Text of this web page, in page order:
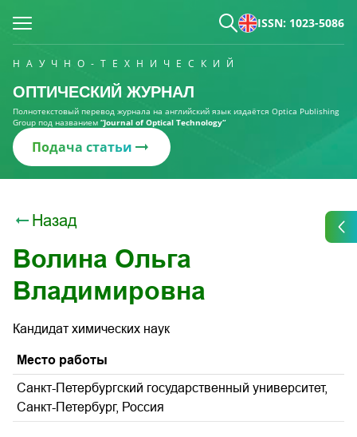
ISSN: 1023-5086
НАУЧНО-ТЕХНИЧЕСКИЙ
ОПТИЧЕСКИЙ ЖУРНАЛ
Полнотекстовый перевод журнала на английский язык издаётся Optica Publishing
Group под названием “Journal of Optical Technology“
Подача статьи
Назад
Волина Ольга
Владимировна
Кандидат химических наук
Место работы
Санкт-Петербургский государственный университет,
Санкт-Петербург, Россия